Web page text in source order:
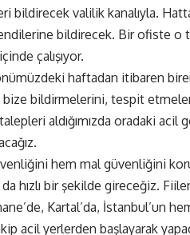
bildirecek valilik kanalıyla.
bildirecek. Bir ofiste o
çalışıyor.
haftadan itibaren
bildirmelerini, tespit
aldığımızda oradaki
hem mal güvenliğini
hızlı bir şekilde gireceğiz.
Kartal’da, İstanbul’un
acil yerlerden başlayarak